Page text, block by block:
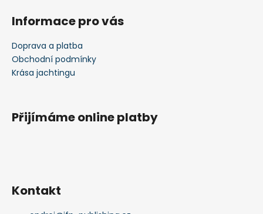
Informace pro vás
Doprava a platba
Obchodní podmínky
Krása jachtingu
Přijímáme online platby
Kontakt